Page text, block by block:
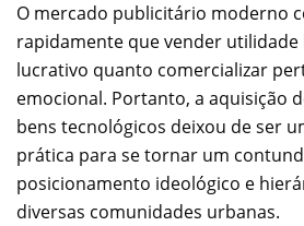
O mercado publicitário moderno
rapidamente que vender utilidade
lucrativo quanto comercializar
emocional. Portanto, a aquisição
bens tecnológicos deixou de ser
prática para se tornar um
posicionamento ideológico e
diversas comunidades urbanas.